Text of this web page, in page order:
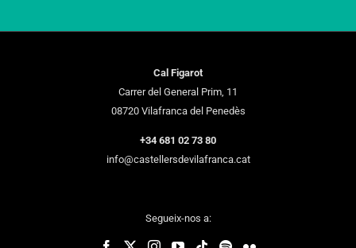
Cal Figarot
Carrer del General Prim, 11
08720 Vilafranca del Penedès
+34 681 02 73 80
info@castellersdevilafranca.cat
Segueix-nos a: